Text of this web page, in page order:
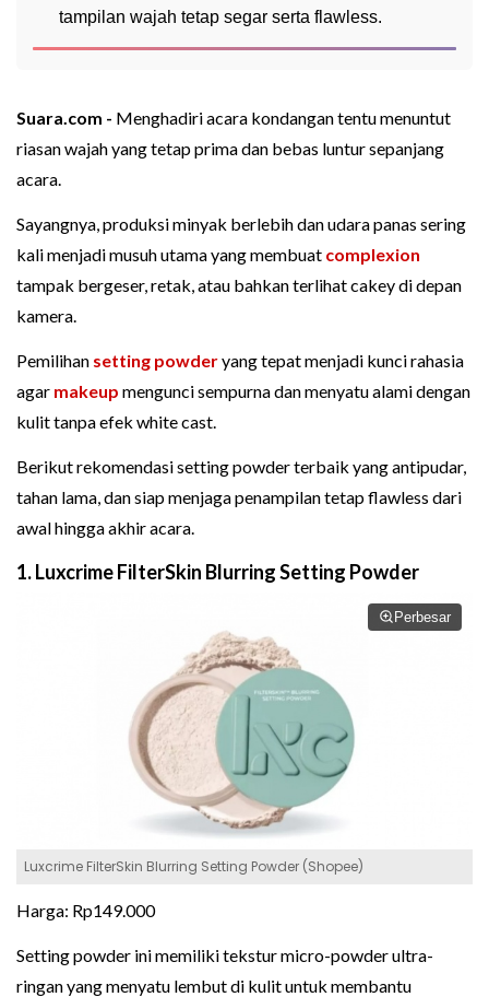
tampilan wajah tetap segar serta flawless.
Suara.com - Menghadiri acara kondangan tentu menuntut
riasan wajah yang tetap prima dan bebas luntur sepanjang
acara.
Sayangnya, produksi minyak berlebih dan udara panas sering
kali menjadi musuh utama yang membuat complexion
tampak bergeser, retak, atau bahkan terlihat cakey di depan
kamera.
Pemilihan setting powderyang tepat menjadi kunci rahasia
agar makeup mengunci sempurna dan menyatu alami dengan
kulit tanpa efek white cast.
Berikut rekomendasi setting powder terbaik yang antipudar,
tahan lama, dan siap menjaga penampilan tetap flawless dari
awal hingga akhir acara.
1. Luxcrime FilterSkin Blurring Setting Powder
Perbesar
Luxcrime FilterSkin Blurring Setting Powder (Shopee)
Harga: Rp149.000
Setting powder ini memiliki tekstur micro-powder ultra-
ringan yang menyatu lembut di kulit untuk membantu